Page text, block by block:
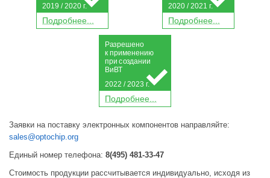
Подробнее...
2019 / 2020 г.
Подробнее...
2020 / 2021 г.
Подробнее...
Разрешено
к применению
присоздании
Ви ВТ
2022 / 2023 г.
Заявки на поставку электронных компонентов направляйте:
sales@optochip.org
Единый номер телефона: 8(495) 481-33-47
Стоимость продукции рассчитывается индивидуально, исходя из